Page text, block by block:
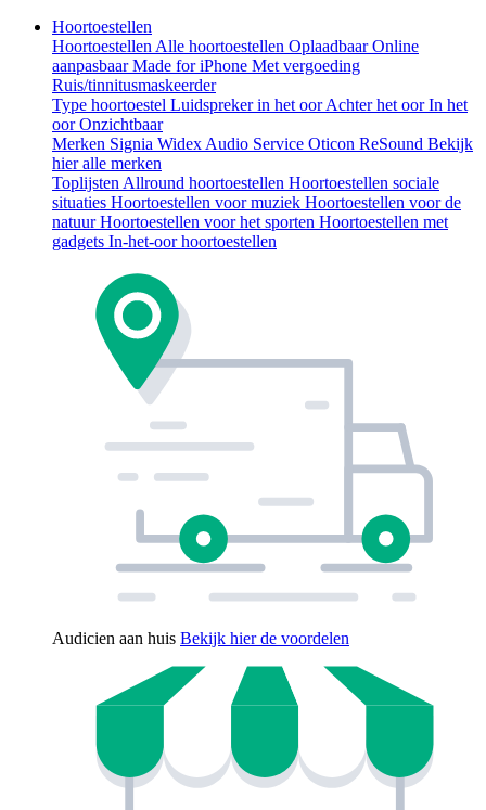
Hoortoestellen
Hoortoestellen Alle hoortoestellen OplaadbaarOnline
aanpasbaarMade for iPhone Met vergoeding
Ruis/tinnitusmaskeerder
Type hoortoestel Luidspreker in het oorAchter het oorIn het
oorOnzichtbaar
Merken Signia Widex Audio Service Oticon ReSound Bekijk
hier alle merken
Toplijsten Allround hoortoestellen Hoortoestellen sociale
situaties Hoortoestellen voor muziek Hoortoestellen voor de
natuurHoortoestellen voor het sporten Hoortoestellen met
gadgets In-het-oor hoortoestellen
Audicien aan huis Bekijk hier de voordelen